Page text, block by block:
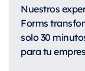
Nuestros
Forms
solo 30
para tu